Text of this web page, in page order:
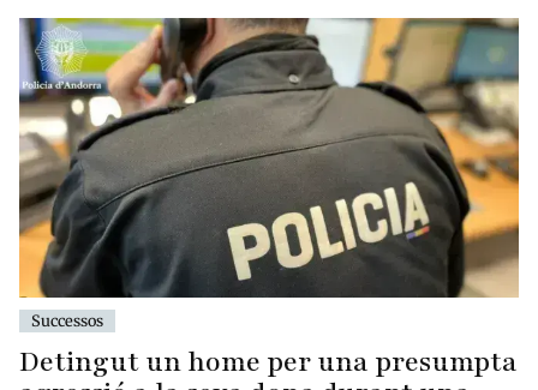
Successos
Detingut un home per una presumpta